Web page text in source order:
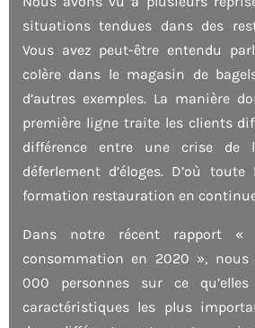
situations tendues dans des
Vous avez peut-être entendu
colère dans le magasin de
d’autres exemples. La manière
première ligne traite les clients
différence entre une crise
déferlement d’éloges. D’où toute
formation restauration en
Dans notre récent rapport «
consommation en 2020 »,
000 personnes sur ce
caractéristiques les plus